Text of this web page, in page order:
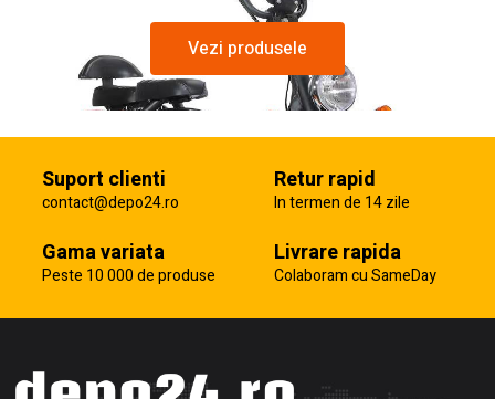
Vezi produsele
Suport clienti
contact@depo24.ro
Retur rapid
In termen de 14 zile
Gama variata
Peste 10 000 de produse
Livrare rapida
Colaboram cu SameDay